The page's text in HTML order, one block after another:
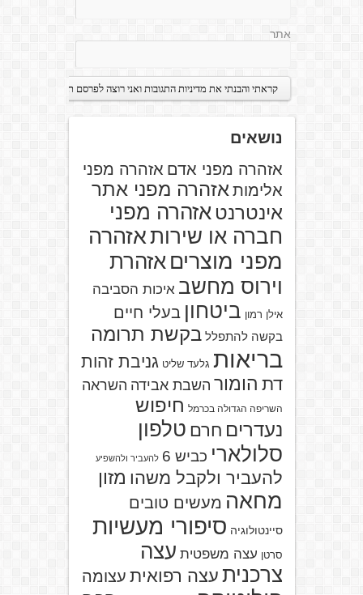
אתר
נושאים
אזהרה מפני אדם אזהרה מפני
אלימות אזהרה מפני אתר
אינטרנט אזהרה מפני
חברה או שירותאזהרה
מפני מוצרים אזהרת
וירוס מחשב איכות הסביבה
אילן רמון ביטחון בעלי חיים
בקשה להתפלל בקשת תרומה
בריאות גלעד שליט גניבת זהות
דת הומור השבת אבידה השראה
השריפה הגדולה בכרמל חיפוש
נעדרים חרם טלפון
סלולארי כביש 6 להעביר ולהשפיע
להעביר ולקבל משהו מזון
מחאה מעשים טובים
סיינטולוגיה סיפורי מעשיות
סרטן עצה משפטית עצה
צרכנית עצה רפואית עצומה